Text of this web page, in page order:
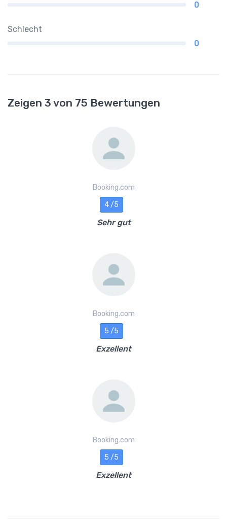
0
Schlecht
0
Zeigen 3 von 75 Bewertungen
Booking.com
4 /5
Sehr gut
Booking.com
5 /5
Exzellent
Booking.com
5 /5
Exzellent